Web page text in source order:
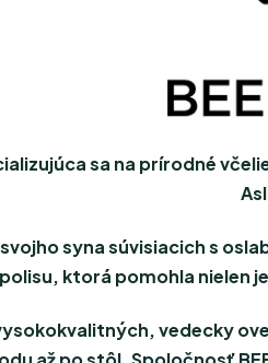
sa na prírodné
syna súvisiacich s
ktorá pomohla nielen
vedecky